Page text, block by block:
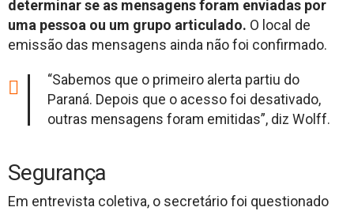
determinar se as mensagens foram enviadas por
uma pessoa ou um grupo articulado. O local de
emissão das mensagens ainda não foi confirmado.
“Sabemos que o primeiro alerta partiu do
Paraná. Depois que o acesso foi desativado,
outras mensagens foram emitidas”, diz Wolff.
Segurança
Em entrevista coletiva, o secretário foi questionado